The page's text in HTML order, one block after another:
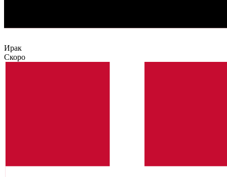
Ирак
Скоро